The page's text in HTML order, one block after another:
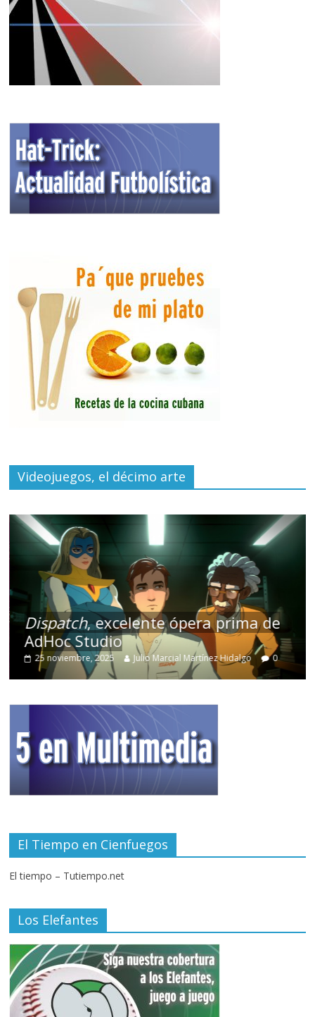
Videojuegos, el décimo arte
Dispatch, excelente ópera prima de
AdHoc Studio
25 noviembre, 2025 Julio Marcial Martínez Hidalgo 0
El Tiempo en Cienfuegos
El tiempo – Tutiempo.net
Los Elefantes